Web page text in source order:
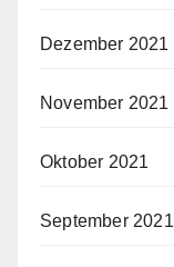
Dezember 2021
November 2021
Oktober 2021
September 2021